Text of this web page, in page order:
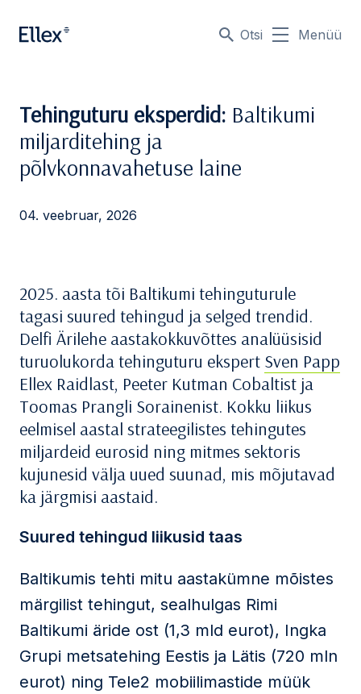
Otsi Menüü
Tehinguturu eksperdid: Baltikumi
miljarditehing ja
põlvkonnavahetuse laine
04. veebruar, 2026
2025. aasta tõi Baltikumi tehinguturule
tagasi suured tehingud ja selged trendid.
Delfi Ärilehe aastakokkuvõttes analüüsisid
turuolukorda tehinguturu ekspert Sven Papp
Ellex Raidlast, Peeter Kutman Cobaltist ja
Toomas Prangli Sorainenist. Kokku liikus
eelmisel aastal strateegilistes tehingutes
miljardeid eurosid ning mitmes sektoris
kujunesid välja uued suunad, mis mõjutavad
ka järgmisi aastaid.
Suured tehingud liikusid taas
Baltikumis tehti mitu aastakümne mõistes
märgilist tehingut, sealhulgas Rimi
Baltikumi äride ost (1,3 mld eurot), Ingka
Grupi metsatehing Eestis ja Lätis (720 mln
eurot) ning Tele2 mobiilimastide müük